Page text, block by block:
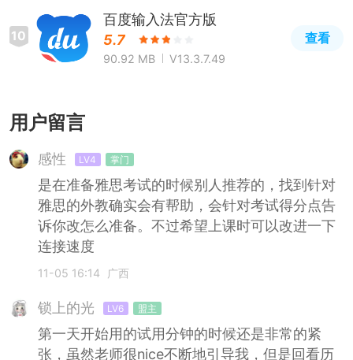
10
百度输入法官方版
5.7
90.92 MB V13.3.7.49
查看
用户留言
感性 LV4 掌门
是在准备雅思考试的时候别人推荐的，找到针对
雅思的外教确实会有帮助，会针对考试得分点告
诉你改怎么准备。不过希望上课时可以改进一下
连接速度
11-05 16:14 广西
锁上的光 LV6 盟主
第一天开始用的试用分钟的时候还是非常的紧
张，虽然老师很nice不断地引导我，但是回看历